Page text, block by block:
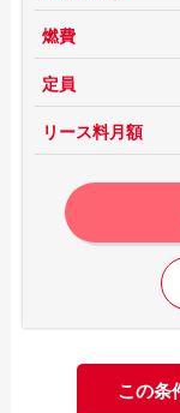
燃費
定員
リース料月額
この条